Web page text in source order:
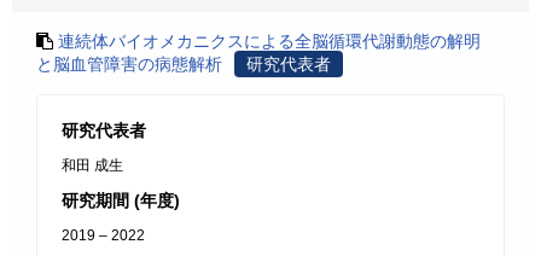
連続体バイオメカニクスによる全脳循環代謝動態の解明
と脳血管障害の病態解析
研究代表者
研究代表者
和田 成生
研究期間 (年度)
2019 – 2022